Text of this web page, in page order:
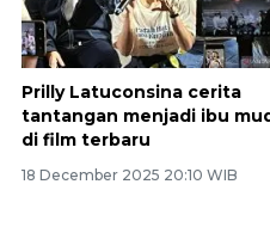
Prilly Latuconsina cerita
tantangan menjadi ibu
di film terbaru
18 December 2025 20:10 WIB